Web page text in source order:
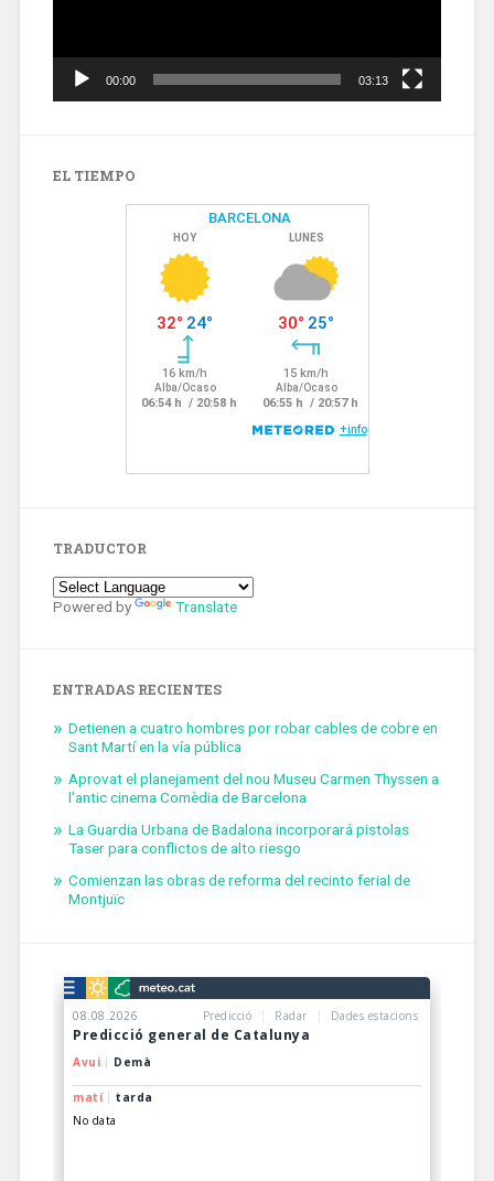
00:00 03:13
EL TIEMPO
TRADUCTOR
Powered by Translate
ENTRADAS RECIENTES
Detienen a cuatro hombres por robar cables de cobre en
Sant Martí en la vía pública
Aprovat el planejament del nou Museu Carmen Thyssen a
l’antic cinema Comèdia de Barcelona
La Guardia Urbana de Badalona incorporará pistolas
Taser para conflictos de alto riesgo
Comienzan las obras de reforma del recinto ferial de
Montjuïc